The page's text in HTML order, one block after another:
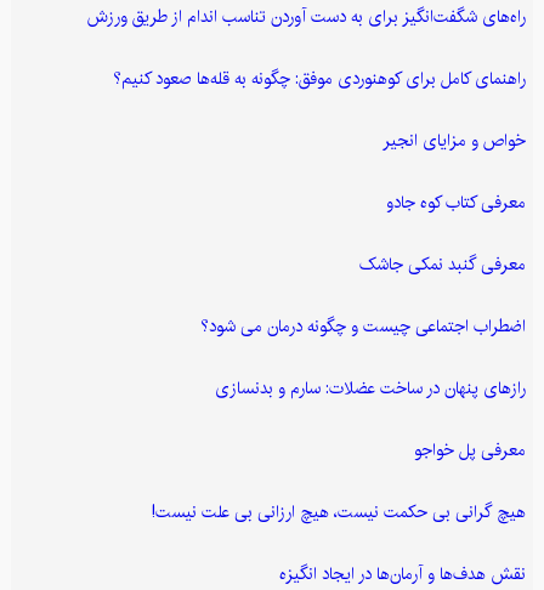
راه‌های شگفت‌انگیز برای به دست آوردن تناسب اندام از طریق ورزش
راهنمای کامل برای کوهنوردی موفق: چگونه به قله‌ها صعود کنیم؟
خواص و مزایای انجیر
معرفی کتاب کوه جادو
معرفی گنبد نمکی جاشک
اضطراب اجتماعی چیست و چگونه درمان می شود؟
رازهای پنهان در ساخت عضلات: سارم و بدنسازی
معرفی پل خواجو
هیچ گرانی بی حکمت نیست، هیچ ارزانی بی علت نیست!
نقش هدف‌ها و آرمان‌ها در ایجاد انگیزه